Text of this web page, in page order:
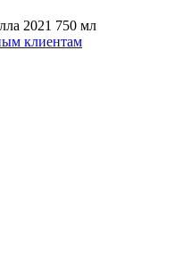
2021 750 мл
клиентам